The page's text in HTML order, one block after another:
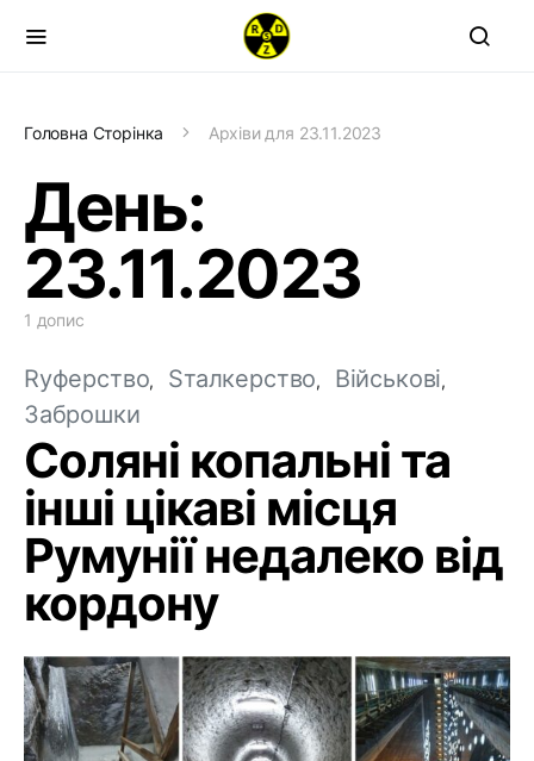
Головна Сторінка Архіви для 23.11.2023
День:
23.11.2023
1 допис
Rуферство Sталкерство
Військові
Заброшки
Соляні копальні та
інші цікаві місця
Румунії недалеко від
кордону